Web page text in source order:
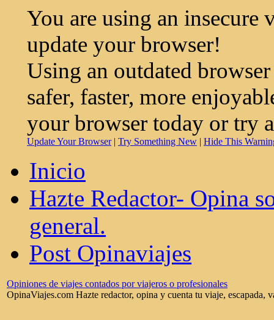
You are using an insecure
update your browser!
Using an outdated
safer, faster, more
your browser today or try
Update Your Browser| Try Something New | Hide This
Inicio
Hazte Redactor- Opina
general.
Post Opinaviajes
Opiniones de viajes contados por viajeros o profesionales
OpinaViajes.com Hazte redactor, opina y cuenta tu viaje, escapada,